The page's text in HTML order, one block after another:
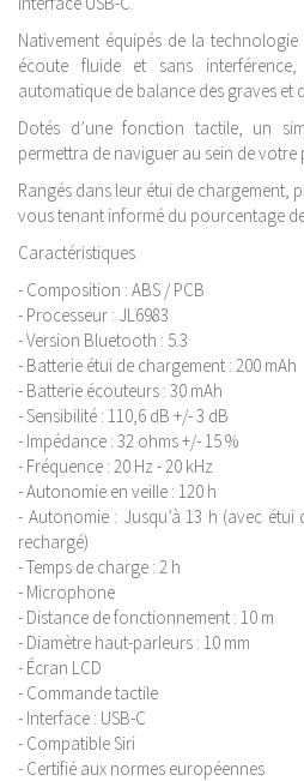
Nativement équipés de la
écoute fluide et sans
automatique de balance des graves et
Dotés d’une fonction tactile, un
permettra de naviguer au sein de votre
Rangés dans leur étui de chargement,
vous tenant informé du pourcentage
Caractéristiques
- Composition : ABS / PCB
- Processeur : JL6983
- Version Bluetooth : 5.3
- Batterie étui de chargement : 200 mAh
- Batterie écouteurs : 30 mAh
- Sensibilité : 110,6 dB +/- 3 dB
- Impédance : 32 ohms +/- 15 %
- Fréquence : 20 Hz - 20 kHz
- Autonomie en veille : 120 h
- Autonomie : Jusqu’à 13 h (avec
rechargé)
- Temps de charge : 2 h
- Microphone
- Distance de fonctionnement : 10 m
- Diamètre haut-parleurs : 10 mm
- Écran LCD
- Commande tactile
- Interface : USB-C
- Compatible Siri
- Certifié aux normes européennes